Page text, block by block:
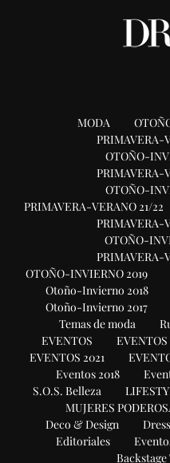
MODA
PRIMAVERA-
OTOÑO-
PRIMAVERA-
OTOÑO-
PRIMAVERA-VERANO 21/22
PRIMAVERA-
OTOÑO-
PRIMAVERA-
OTOÑO-INVIERNO 2019
Otoño-Invierno 2018
Otoño-Invierno 2017
Temas de moda
EVENTOS
EVENTOS
EVENTOS 2021
Eventos 2018
S.O.S. Belleza
MUJERES
Deco & Design
Editoriales
Backstage